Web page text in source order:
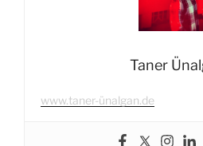
Taner
www.taner-ünalgan.de